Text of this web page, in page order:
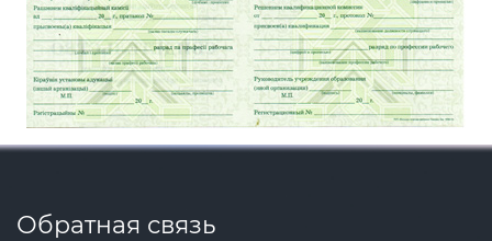
Обратная связь